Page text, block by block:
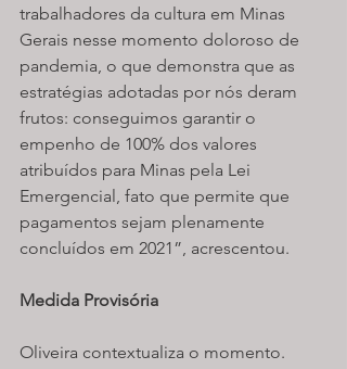
trabalhadores da cultura em Minas
Gerais nesse momento doloroso de
pandemia, o que demonstra que as
estratégias adotadas por nós deram
frutos: conseguimos garantir o
empenho de 100% dos valores
atribuídos para Minas pela Lei
Emergencial, fato que permite que
pagamentos sejam plenamente
concluídos em 2021”, acrescentou.
Medida Provisória
Oliveira contextualiza o momento.